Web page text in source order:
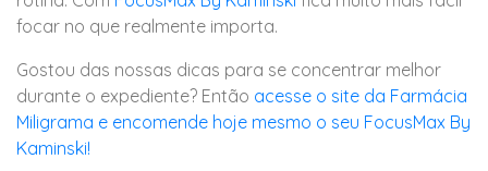
focar no que realmente importa.
Gostou das nossas dicas para se concentrar melhor
durante o expediente? Então acesse o site da Farmácia
Miligrama e encomende hoje mesmo o seu FocusMax By
Kaminski!